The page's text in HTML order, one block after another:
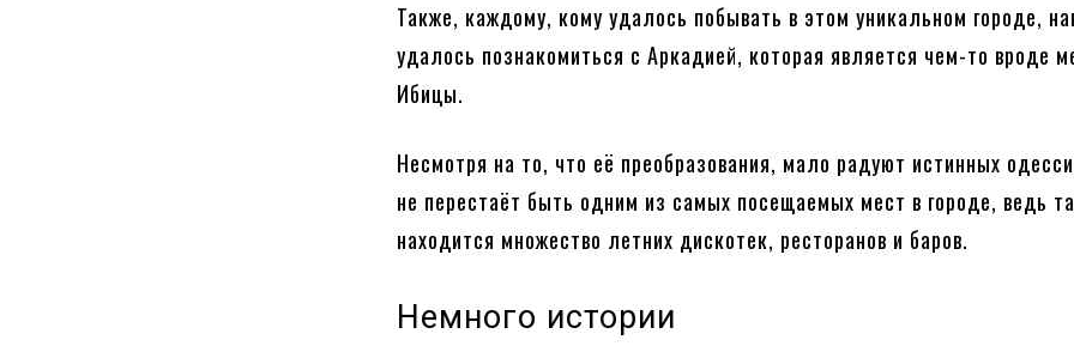
Также, каждому, кому удалось побывать в этом уникальном городе,
удалось познакомиться с Аркадией, которая является чем-то вроде
Ибицы.
Несмотря на то, что её преобразования, мало радуют истинных
не перестаёт быть одним из самых посещаемых мест в городе, ведь
находится множество летних дискотек, ресторанов и баров.
Немного истории